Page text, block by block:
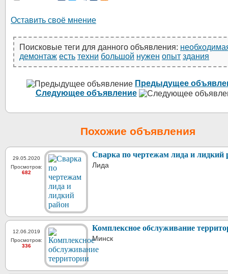
Оставить своё мнение
Поисковые теги для данного объявления:
демонтаж есть техни большой нужен опыт здания
Предыдущее
Следующее объявление
Похожие объявления
29.05.2020
Просмотров:
682
Сварка по чертежам лида и лидкий
Лида
12.06.2019
Просмотров:
336
Комплексное обслуживание
Минск